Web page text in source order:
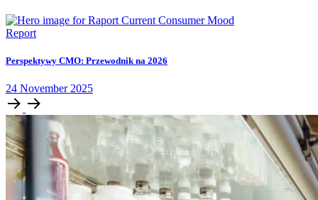
Report
Perspektywy CMO: Przewodnik na 2026
24 November 2025